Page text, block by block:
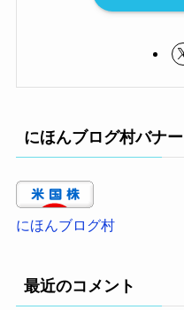
にほんブログ村バナー
にほんブログ村
最近のコメント